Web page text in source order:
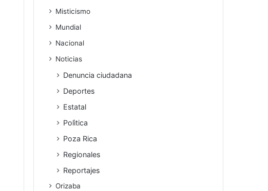
Misticismo
Mundial
Nacional
Noticias
Denuncia ciudadana
Deportes
Estatal
Polìtica
Poza Rica
Regionales
Reportajes
Orizaba